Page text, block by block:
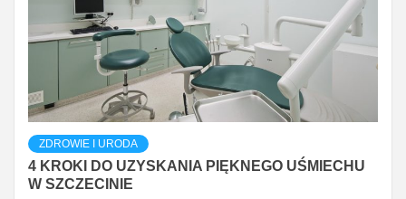
ZDROWIE I URODA
4 KROKI DO UZYSKANIA PIĘKNEGO UŚMIECHU
W SZCZECINIE